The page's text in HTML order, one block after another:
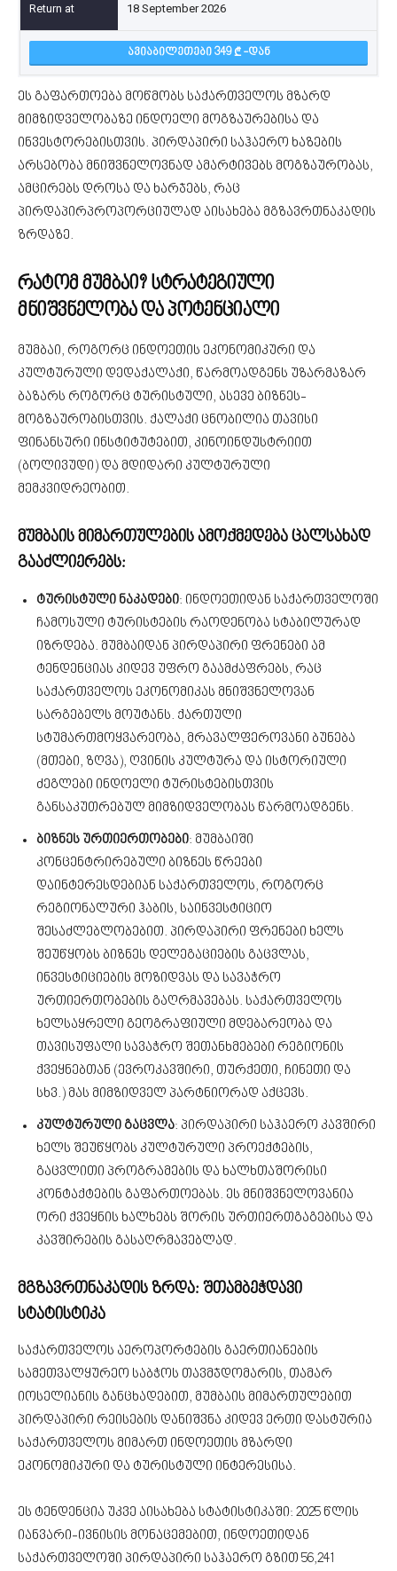
18 September 2026
ᲐᲕᲘᲐᲑᲘᲚᲔᲗᲔᲑᲘ 349 -ᲓᲐᲜ
ეს გაფართოება მოწმობს საქართველოს მზარდ
მიმზიდველობაზე ინდოელი მოგზაურებისა და
ინვესტორებისთვის. პირდაპირი საჰაერო ხაზების
არსებობა მნიშვნელოვნად ამარტივებს მოგზაურობას,
ამცირებს დროსა და ხარჯებს, რაც
პირდაპირპროპორციულად აისახება მგზავრთნაკადის
ზრდაზე.
რატომ მუმბაი? სტრატეგიული
მნიშვნელობა და პოტენციალი
მუმბაი, როგორც ინდოეთის ეკონომიკური და
კულტურული დედაქალაქი, წარმოადგენს უზარმაზარ
ბაზარს როგორც ტურისტული, ასევე ბიზნეს-
მოგზაურობისთვის. ქალაქი ცნობილია თავისი
ფინანსური ინსტიტუტებით, კინოინდუსტრიით
(ბოლივუდი) და მდიდარი კულტურული
მემკვიდრეობით.
მუმბაის მიმართულების ამოქმედება ცალსახად
გააძლიერებს:
ტურისტული ნაკადები: ინდოეთიდან საქართველოში
ჩამოსული ტურისტების რაოდენობა სტაბილურად
იზრდება. მუმბაიდან პირდაპირი ფრენები ამ
ტენდენციას კიდევ უფრო გაამძაფრებს, რაც
საქართველოს ეკონომიკას მნიშვნელოვან
სარგებელს მოუტანს. ქართული
სტუმართმოყვარეობა, მრავალფეროვანი ბუნება
(მთები, ზღვა), ღვინის კულტურა და ისტორიული
ძეგლები ინდოელი ტურისტებისთვის
განსაკუთრებულ მიმზიდველობას წარმოადგენს.
ბიზნეს ურთიერთობები: მუმბაიში
კონცენტრირებული ბიზნეს წრეები
დაინტერესდებიან საქართველოს, როგორც
რეგიონალური ჰაბის, საინვესტიციო
შესაძლებლობებით. პირდაპირი ფრენები ხელს
შეუწყობს ბიზნეს დელეგაციების გაცვლას,
ინვესტიციების მოზიდვას და სავაჭრო
ურთიერთობების გაღრმავებას. საქართველოს
ხელსაყრელი გეოგრაფიული მდებარეობა და
თავისუფალი სავაჭრო შეთანხმებები რეგიონის
ქვეყნებთან (ევროკავშირი, თურქეთი, ჩინეთი და
სხვ.) მას მიმზიდველ პარტნიორად აქცევს.
კულტურული გაცვლა: პირდაპირი საჰაერო კავშირი
ხელს შეუწყობს კულტურული პროექტების,
გაცვლითი პროგრამების და ხალხთაშორისი
კონტაქტების გაფართოებას. ეს მნიშვნელოვანია
ორი ქვეყნის ხალხებს შორის ურთიერთგაგებისა და
კავშირების გასაღრმავებლად.
მგზავრთნაკადის ზრდა: შთამბეჭდავი
სტატისტიკა
საქართველოს აეროპორტების გაერთიანების
სამეთვალყურეო საბჭოს თავმჯდომარის, თამარ
იოსელიანის განცხადებით, მუმბაის მიმართულებით
პირდაპირი რეისების დანიშვნა კიდევ ერთი დასტურია
საქართველოს მიმართ ინდოეთის მზარდი
ეკონომიკური და ტურისტული ინტერესისა.
ეს ტენდენცია უკვე აისახება სტატისტიკაში: 2025 წლის
იანვარი-ივნისის მონაცემებით, ინდოეთიდან
საქართველოში პირდაპირი საჰაერო გზით 56,241